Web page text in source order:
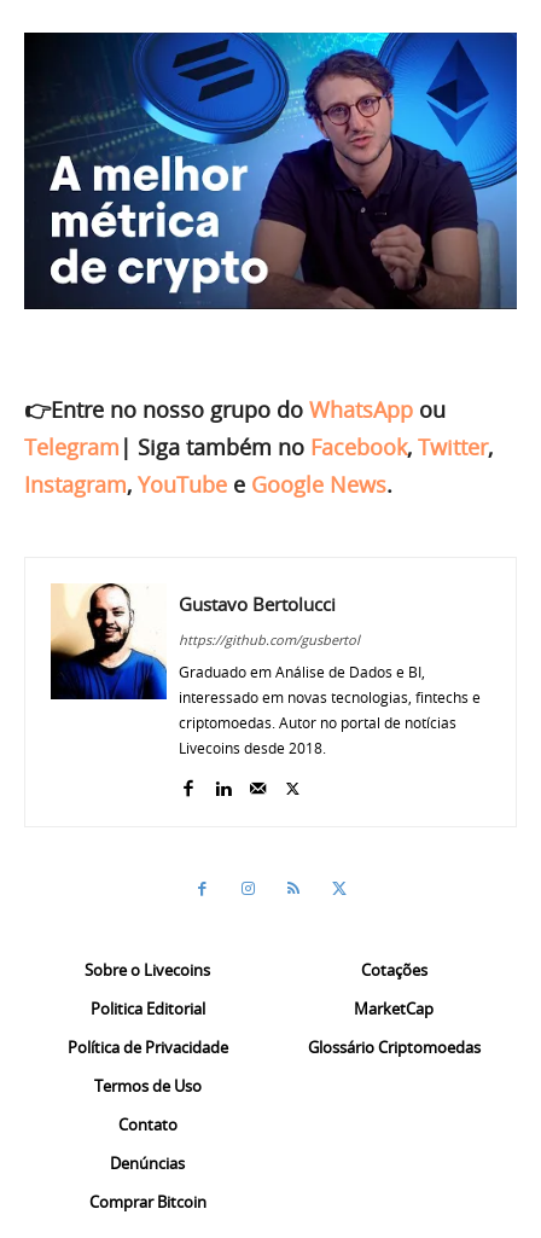
👉Entre no nosso grupo do WhatsApp ou
Telegram | Siga também no Facebook, Twitter,
Instagram, YouTube e Google News.
Gustavo Bertolucci
https://github.com/gusbertol
Graduado em Análise de Dados e BI,
interessado em novas tecnologias, fintechs e
criptomoedas. Autor no portal de notícias
Livecoins desde 2018.
Sobre o Livecoins
Politica Editorial
Política de Privacidade
Termos de Uso
Contato
Denúncias
Comprar Bitcoin
Cotações
MarketCap
Glossário Criptomoedas